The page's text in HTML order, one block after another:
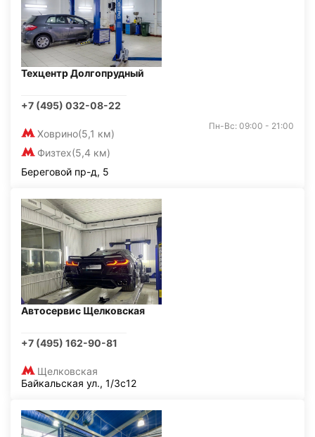
Техцентр Долгопрудный
+7 (495) 032-08-22
Ховрино(5,1 км)
Физтех(5,4 км)
Пн-Вс: 09:00 - 21:00
Береговой пр-д, 5
Автосервис Щелковская
+7 (495) 162-90-81
Щелковская
Байкальская ул., 1/3с12